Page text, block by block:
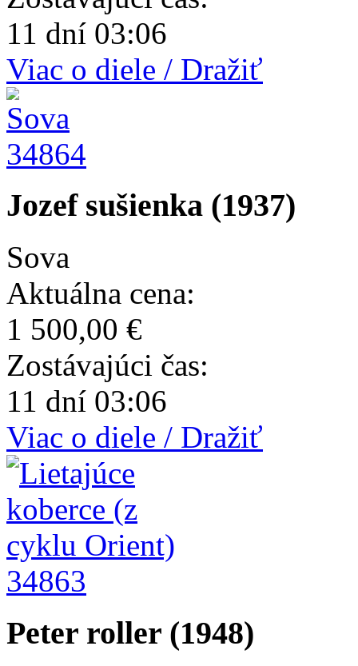
11 dní 03:06
Viac o diele / Dražiť
34864
Jozef sušienka (1937)
Sova
Aktuálna cena:
1 500,00 €
Zostávajúci čas:
11 dní 03:06
Viac o diele / Dražiť
34863
Peter roller (1948)